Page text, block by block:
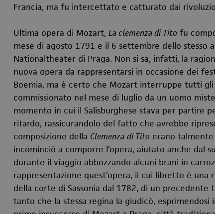
Francia, ma fu intercettato e catturato dai
Ultima opera di Mozart, La clemenza di Tito fu
mese di agosto 1791 e il 6 settembre dello
Nationaltheater di Praga. Non si sa, infatti, la
nuova opera da rappresentarsi in occasione dei
Boemia, ma è certo che Mozart interruppe tutti
commissionato nel mese di luglio da un uomo
momento in cui il Salisburghese stava per partire
ritardo, rassicurandolo del fatto che avrebbe
composizione della Clemenza di Tito erano
incominciò a comporre l’opera, aiutato anche dal
durante il viaggio abbozzando alcuni brani in
rappresentazione quest’opera, il cui libretto è una
della corte di Sassonia dal 1782, di un
tanto che la stessa regina la giudicò,